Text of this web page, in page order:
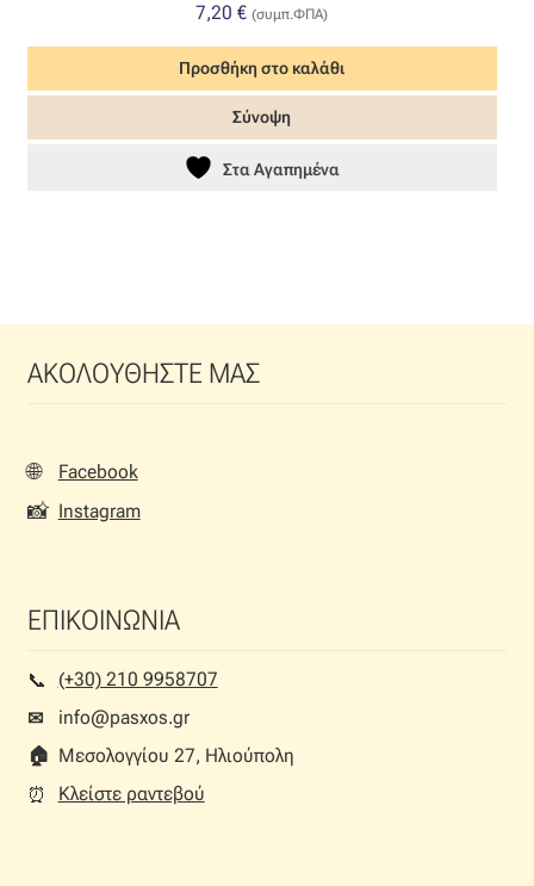
7,20€ (συμπ.ΦΠΑ)
Προσθήκη στο καλάθι
Σύνοψη
Στα Αγαπημένα
ΑΚΟΛΟΥΘΗΣΤΕ ΜΑΣ
🌐 Facebook
📸 Instagram
ΕΠΙΚΟΙΝΩΝΙΑ
📞︎
(+30) 210 9958707
✉
info@pasxos.gr
🏠︎ Μεσολογγίου 27, Ηλιούπολη
⏰︎
Κλείστε ραντεβού